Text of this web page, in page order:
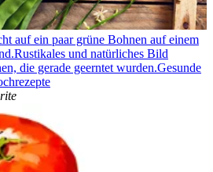
auf ein paar grüne Bohnen auf einem
und natürliches Bild
die gerade geerntet wurden.Gesunde